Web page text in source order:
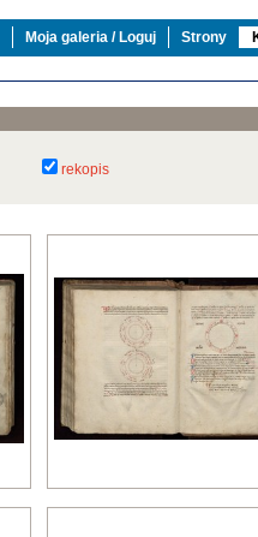
Moja galeria / Loguj Strony
rekopis